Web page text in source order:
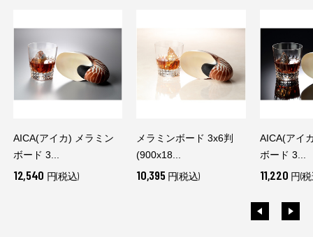
AICA(アイカ) メラミン
ボード 3...
12,540 円(税込)
メラミンボード 3x6判
(900x18...
10,395 円(税込)
AICA(アイ
ボード 3...
11,220 円(